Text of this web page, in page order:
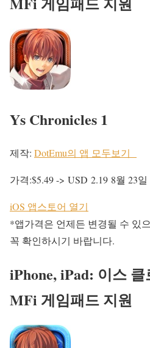
Ys Chronicles 1
제작: DotEmu의 앱 모두보기
가격:$5.49 -> USD 2.19 8월 23
iOS 앱스토어 열기
*앱가격은 언제든 변경될 수 있
꼭 확인하시기 바랍니다.
iPhone, iPad: 이스
MFi 게임패드 지원